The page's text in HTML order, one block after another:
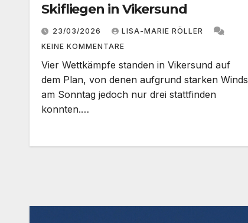
Skifliegen in Vikersund
23/03/2026
LISA-MARIE RÖLLER
KEINE KOMMENTARE
Vier Wettkämpfe standen in Vikersund auf
dem Plan, von denen aufgrund starken Winds
am Sonntag jedoch nur drei stattfinden
konnten.…